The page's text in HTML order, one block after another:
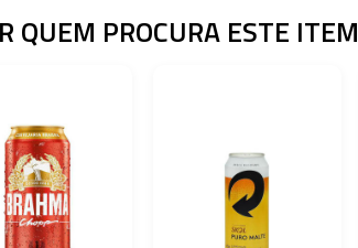
QUEM PROCURA ESTE ITEM